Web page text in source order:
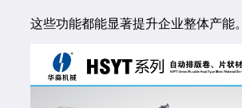
这些功能都能显著提升企业整体产能。